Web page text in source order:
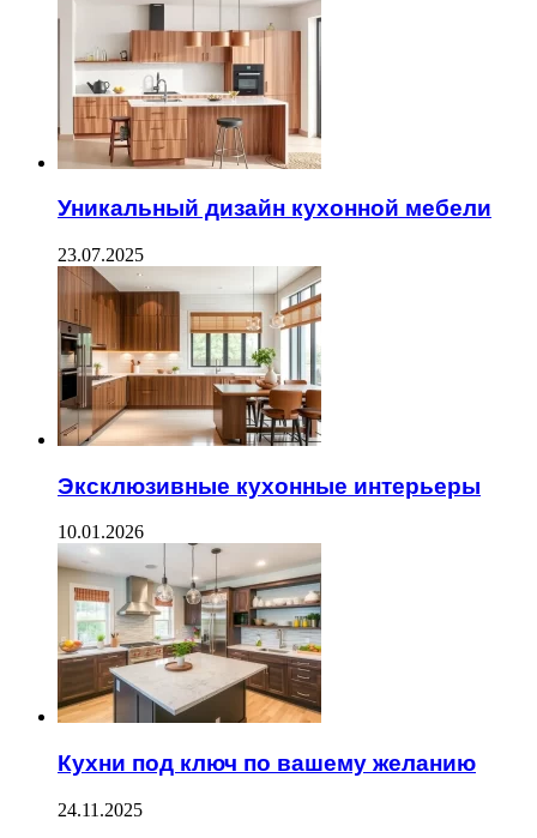
Уникальный дизайн кухонной мебели
23.07.2025
Эксклюзивные кухонные интерьеры
10.01.2026
Кухни под ключ по вашему желанию
24.11.2025